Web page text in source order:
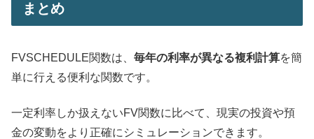
まとめ
FVSCHEDULE関数は、 毎年の利率が異なる複利計算を簡
単に行える便利な関数です。
一定利率しか扱えないFV関数に比べて、現実の投資や預
金の変動をより正確にシミュレーションできます。